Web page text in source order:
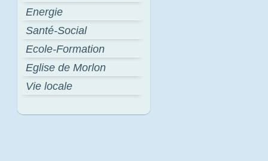
Energie
Santé-Social
Ecole-Formation
Eglise de Morlon
Vie locale